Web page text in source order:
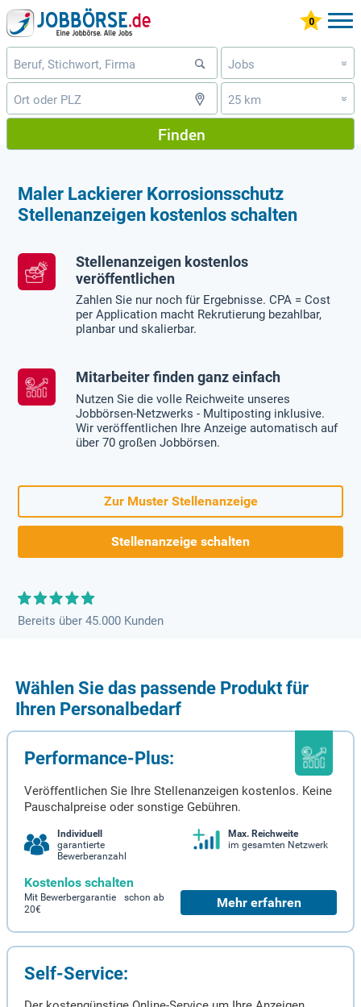
Jobs »
25 km »
Finden
Maler Lackierer Korrosionsschutz
Stellenanzeigen kostenlos schalten
Stellenanzeigen kostenlos
veröffentlichen
Zahlen Sie nur noch für Ergebnisse. CPA = Cost
per Application macht Rekrutierung bezahlbar,
planbar und skalierbar.
Mitarbeiter finden ganz einfach
Nutzen Sie die volle Reichweite unseres
Jobbörsen-Netzwerks - Multiposting inklusive.
Wir veröffentlichen Ihre Anzeige automatisch auf
über 70 großen Jobbörsen.
Zur Muster Stellenanzeige
Stellenanzeige schalten
Bereits über 45.000 Kunden
Wählen Sie das passende Produkt für
Ihren Personalbedarf
Performance-Plus:
Veröffentlichen Sie Ihre Stellenanzeigen kostenlos. Keine
Pauschalpreise oder sonstige Gebühren.
Individuell
garantierte
Bewerberanzahl
Max. Reichweite
im gesamten Netzwerk
Kostenlos schalten
Mit Bewerbergarantie schon ab
20€
Mehr erfahren
Self-Service: